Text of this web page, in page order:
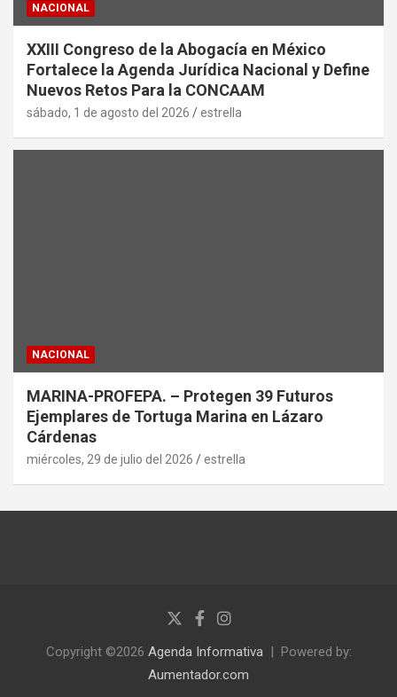
NACIONAL
XXIII Congreso de la Abogacía en México
Fortalece la Agenda Jurídica Nacional y Define
Nuevos Retos Para la CONCAAM
sábado, 1 de agosto del 2026 estrella
NACIONAL
MARINA-PROFEPA. – Protegen 39 Futuros
Ejemplares de Tortuga Marina en Lázaro
Cárdenas
miércoles, 29 de julio del 2026 estrella
Copyright ©2026 Agenda Informativa
Powered by:
Aumentador.com